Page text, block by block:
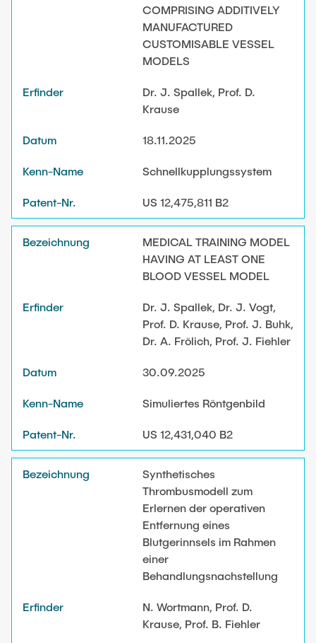
COMPRISING ADDITIVELY
MANUFACTURED
CUSTOMISABLE VESSEL
MODELS
Dr. J. Spallek, Prof. D.
Krause
18.11.2025
Schnellkupplungssystem
US 12,475,811 B2
MEDICAL TRAINING MODEL
HAVING AT LEAST ONE
BLOOD VESSEL MODEL
Dr. J. Spallek, Dr. J. Vogt,
Prof. D. Krause, Prof. J. Buhk,
Dr. A. Frölich, Prof. J. Fiehler
30.09.2025
Simuliertes Röntgenbild
US 12,431,040 B2
Synthetisches
Thrombusmodell zum
Erlernen der operativen
Entfernung eines
Blutgerinnsels im Rahmen
einer
Behandlungsnachstellung
N. Wortmann, Prof. D.
Krause, Prof. B. Fiehler